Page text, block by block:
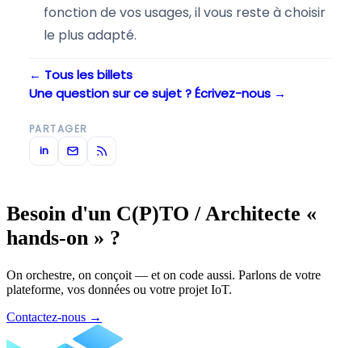
fonction de vos usages, il vous reste à choisir
le plus adapté.
← Tous les billets
Une question sur ce sujet ? Écrivez-nous →
PARTAGER
in
Besoin d'un C(P)TO / Architecte «
hands-on » ?
On orchestre, on conçoit — et on code aussi. Parlons de votre
plateforme, vos données ou votre projet IoT.
Contactez-nous →